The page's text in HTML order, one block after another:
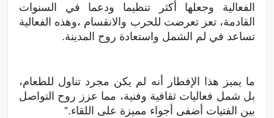
الفعالية وجعلها أكثر تنظيما ودعما في السنوات
القادمة، تعز تعرضت للحرب والانقسام ،وهذه الفعالية
تساعد في لم الشمل واستعادة روح المدينة.
ما يميز هذا الإفطار أنه لم يكن مجرد تناول للطعام،
بل شمل فعاليات ثقافية وفنية، مما عزز روح التواصل
بين الفتيات أضفى أجواء مميزة على اللقاء.”